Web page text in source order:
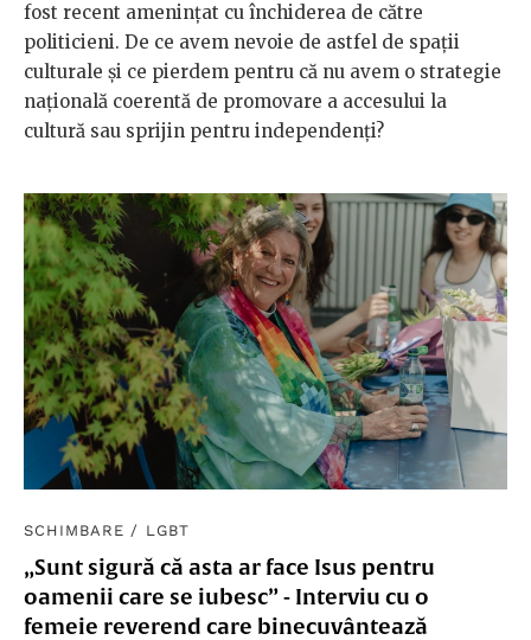
fost recent amenințat cu închiderea de către
politicieni. De ce avem nevoie de astfel de spații
culturale și ce pierdem pentru că nu avem o strategie
națională coerentă de promovare a accesului la
cultură sau sprijin pentru independenți?
SCHIMBARE / LGBT
„Sunt sigură că asta ar face Isus pentru
oamenii care se iubesc” - Interviu cu o
femeie reverend care binecuvântează